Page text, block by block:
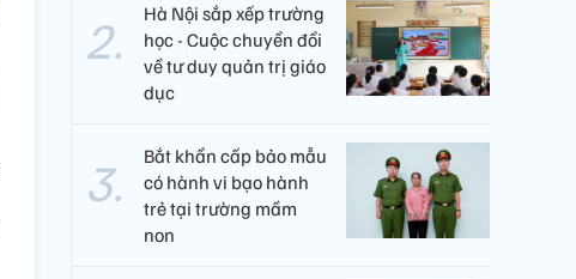
Hà Nội sắp xếp trường
học - Cuộc chuyển đổi
về tư duy quản trị giáo
dục
Bắt khẩn cấp bảo mẫu
có hành vi bạo hành
trẻ tại trường mầm
non